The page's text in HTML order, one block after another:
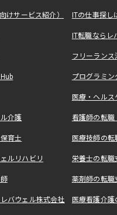
けサービス紹介） ITの仕事探
IT転職なら
フリーラン
プログラミ
医療・ヘル
介護 看護師の転
育士 医療技師の
ルリハビリ 栄養士の転
薬剤師の転
バウェル株式会社 医療看護介